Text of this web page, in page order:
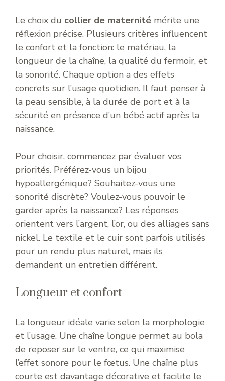
Le choix du collier de maternité mérite une
réflexion précise. Plusieurs critères influencent
le confort et la fonction: le matériau, la
longueur de la chaîne, la qualité du fermoir, et
la sonorité. Chaque option a des effets
concrets sur l’usage quotidien. Il faut penser à
la peau sensible, à la durée de port et à la
sécurité en présence d’un bébé actif après la
naissance.
Pour choisir, commencez par évaluer vos
priorités. Préférez-vous un bijou
hypoallergénique? Souhaitez-vous une
sonorité discrète? Voulez-vous pouvoir le
garder après la naissance? Les réponses
orientent vers l’argent, l’or, ou des alliages sans
nickel. Le textile et le cuir sont parfois utilisés
pour un rendu plus naturel, mais ils
demandent un entretien différent.
Longueur et confort
La longueur idéale varie selon la morphologie
et l’usage. Une chaîne longue permet au bola
de reposer sur le ventre, ce qui maximise
l’effet sonore pour le fœtus. Une chaîne plus
courte est davantage décorative et facilite le